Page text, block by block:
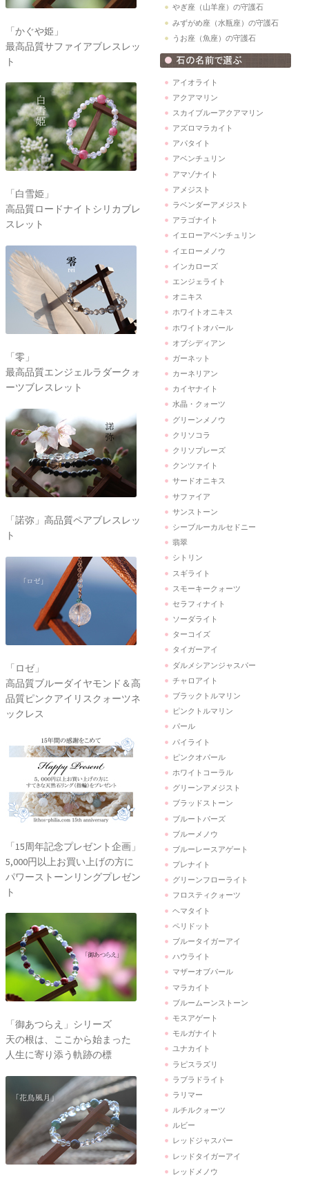
「かぐや姫」
最高品質サファイアブレスレッ
ト
「白雪姫」
高品質ロードナイトシリカブレ
スレット
「零」
最高品質エンジェルラダークォ
ーツブレスレット
「諾弥」高品質ペアブレスレッ
ト
「ロゼ」
高品質ブルーダイヤモンド＆高
品質ピンクアイリスクォーツネ
ックレス
「15周年記念プレゼント企画」
5,000円以上お買い上げの方に
パワーストーンリングプレゼン
ト
「御あつらえ」シリーズ
天の根は、ここから始まった
人生に寄り添う軌跡の標
やぎ座（山羊座）の守護石
みずがめ座（水瓶座）の守護石
うお座（魚座）の守護石
アイオライト
アクアマリン
スカイブルーアクアマリン
アズロマラカイト
アパタイト
アベンチュリン
アマゾナイト
アメジスト
ラベンダーアメジスト
アラゴナイト
イエローアベンチュリン
イエローメノウ
インカローズ
エンジェライト
オニキス
ホワイトオニキス
ホワイトオパール
オブシディアン
ガーネット
カーネリアン
カイヤナイト
水晶・クォーツ
グリーンメノウ
クリソコラ
クリソプレーズ
クンツァイト
サードオニキス
サファイア
サンストーン
シーブルーカルセドニー
翡翠
シトリン
スギライト
スモーキークォーツ
セラフィナイト
ソーダライト
ターコイズ
タイガーアイ
ダルメシアンジャスパー
チャロアイト
ブラックトルマリン
ピンクトルマリン
パール
パイライト
ピンクオパール
ホワイトコーラル
グリーンアメジスト
ブラッドストーン
ブルートパーズ
ブルーメノウ
ブルーレースアゲート
プレナイト
グリーンフローライト
フロスティクォーツ
ヘマタイト
ペリドット
ブルータイガーアイ
ハウライト
マザーオブパール
マラカイト
ブルームーンストーン
モスアゲート
モルガナイト
ユナカイト
ラピスラズリ
ラブラドライト
ラリマー
ルチルクォーツ
ルビー
レッドジャスパー
レッドタイガーアイ
レッドメノウ